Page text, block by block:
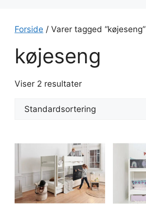
Forside / Varer tagged “køjeseng”
køjeseng
Viser 2 resultater